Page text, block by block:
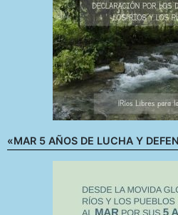
«MAR 5 AÑOS DE LUCHA Y